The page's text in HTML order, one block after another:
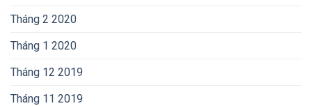
Tháng 2 2020
Tháng 1 2020
Tháng 12 2019
Tháng 11 2019